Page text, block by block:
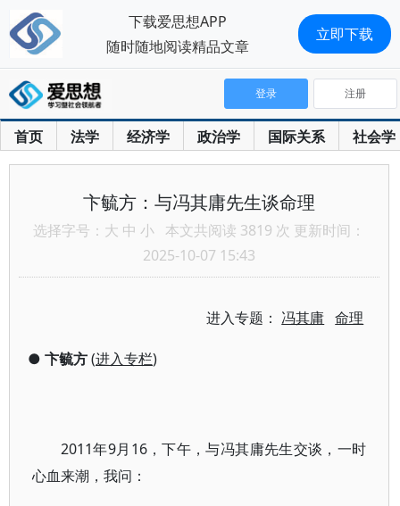
首页 法学 经济学 政治学 国际关系 社会学
登录 注册
卞毓方：与冯其庸先生谈命理
选择字号： 大 中 小 本文共阅读 3819 次 更新时间：
2025-10-07 15:43
进入专题： 冯其庸 命理
● 卞毓方(进入专栏)
2011年9月16，下午，与冯其庸先生交谈，一时
心血来潮，我问：
下载爱思想APP
随时随地阅读精品文章
立即下载